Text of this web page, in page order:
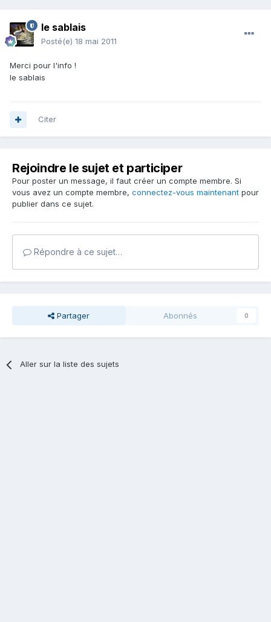
le sablais
Posté(e) 18 mai 2011
Merci pour l'info !
le sablais
Citer
Rejoindre le sujet et participer
Pour poster un message, il faut créer un compte membre. Si
vous avez un compte membre, connectez-vous maintenant pour
publier dans ce sujet.
Répondre à ce sujet…
Partager Abonnés 0
Aller sur la liste des sujets